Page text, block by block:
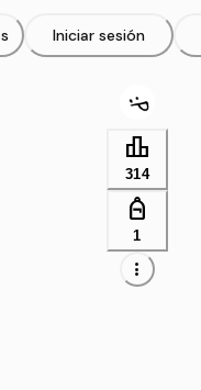
leaderboard
314
personal_bag
1
more_vert
Iniciar sesión